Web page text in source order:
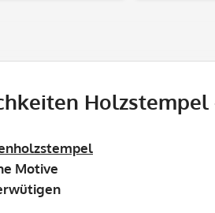
Holzstempel
Motive